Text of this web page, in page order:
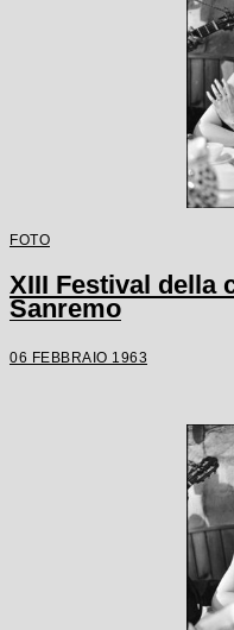
FOTO
XIII Festival della
Sanremo
06 FEBBRAIO 1963